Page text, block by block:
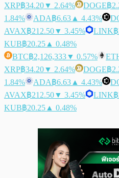
XRP฿34.20▼ 2.64% DOGE฿
1.84%
ADA฿6.63 ▲ 4.43%
AVAX฿212.50▼ 3.45% LINK
KUB฿20.25 ▲ 0.48%
BTC฿2,126,333▼ 0.57%
XRP฿34.20▼ 2.64% DOGE฿
1.84%
ADA฿6.63 ▲ 4.43%
AVAX฿212.50▼ 3.45% LINK
KUB฿20.25 ▲ 0.48%